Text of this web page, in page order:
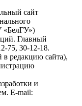
сайт
«БелГУ»)
Главный
75, 30-12-18.
в редакцию сайта),
и
E-mail: